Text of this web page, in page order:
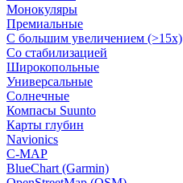
Монокуляры
Премиальные
С большим увеличением (>15x)
Со стабилизацией
Широкопольные
Универсальные
Солнечные
Компасы Suunto
Карты глубин
Navionics
C-MAP
BlueChart (Garmin)